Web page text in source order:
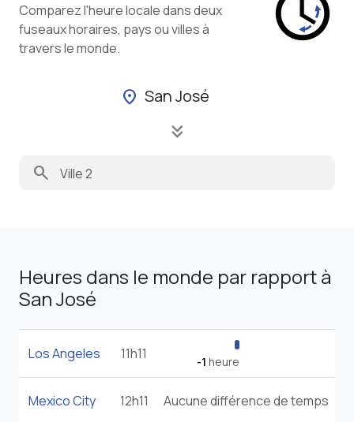
Comparez l'heure locale dans deux
fuseaux horaires, pays ou villes à
travers le monde.
location_on San José
keyboard_double_arrow_down
search
Heures dans le monde par rapport à
San José
Los Angeles 11h11 -1 heure
Mexico City 12h11 Aucune différence de temps